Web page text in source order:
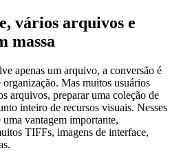
vários arquivos e
massa
apenas um arquivo, a conversão é
Mas muitos usuários
arquivos, preparar uma coleção de
inteiro de recursos visuais. Nesses
uma vantagem importante,
TIFFs, imagens de interface,